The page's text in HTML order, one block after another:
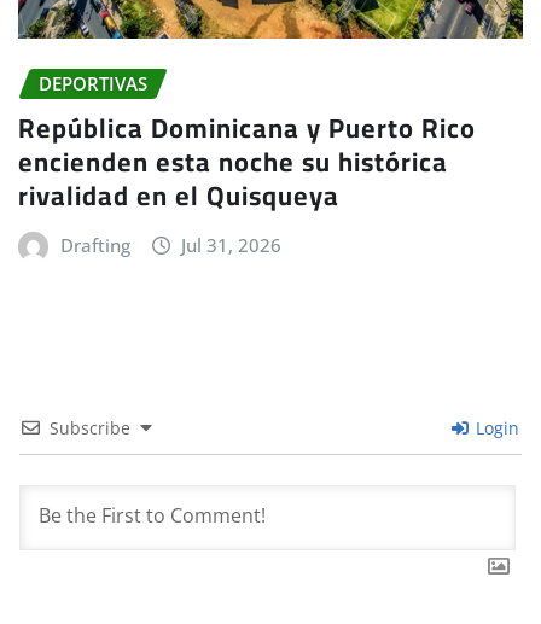
DEPORTIVAS
República Dominicana y Puerto Rico
encienden esta noche su histórica
rivalidad en el Quisqueya
Drafting Jul 31, 2026
Subscribe Login